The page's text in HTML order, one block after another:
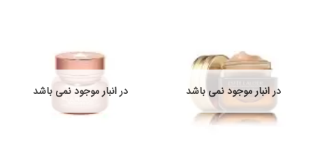
در انبار موجود نمی باشد در انبار موجود نمی باشد